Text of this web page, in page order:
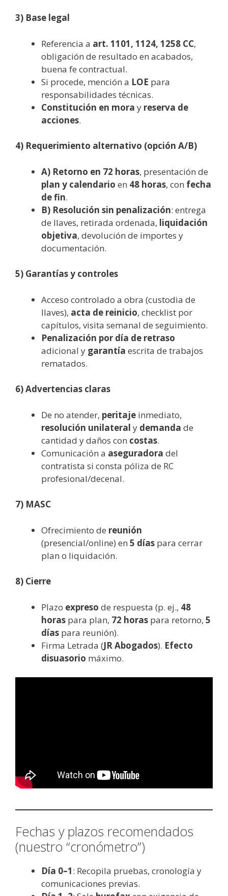
3) Base legal
Referencia a art. 1101, 1124, 1258 CC,
obligación de resultado en acabados,
buena fe contractual.
Si procede, mención a LOE para
responsabilidades técnicas.
Constitución en mora y reserva de
acciones.
4) Requerimiento alternativo (opción A/B)
A) Retorno en 72 horas, presentación de
plan y calendario en 48 horas, con fecha
de fin.
B) Resolución sin penalización: entrega
de llaves, retirada ordenada, liquidación
objetiva, devolución de importes y
documentación.
5) Garantías y controles
Acceso controlado a obra (custodia de
llaves), acta de reinicio, checklist por
capítulos, visita semanal de seguimiento.
Penalización por día de retraso
adicional y garantía escrita de trabajos
rematados.
6) Advertencias claras
De no atender, peritaje inmediato,
resolución unilateral y demanda de
cantidad y daños con costas.
Comunicación a aseguradora del
contratista si consta póliza de RC
profesional/decenal.
7) MASC
Ofrecimiento de reunión
(presencial/online) en 5 días para cerrar
plan o liquidación.
8) Cierre
Plazo expreso de respuesta (p. ej., 48
horas para plan, 72 horas para retorno, 5
días para reunión).
Firma Letrada (JR Abogados). Efecto
disuasorio máximo.
Fechas y plazos recomendados
(nuestro “cronómetro”)
Día 0–1: Recopila pruebas, cronología y
comunicaciones previas.